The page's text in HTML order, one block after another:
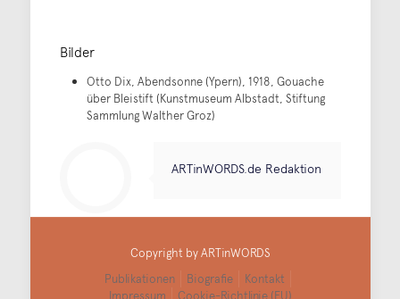
Bilder
Otto Dix, Abendsonne (Ypern), 1918, Gouache
über Bleistift (Kunstmuseum Albstadt, Stiftung
Sammlung Walther Groz)
ARTinWORDS.de Redaktion
Copyright by ARTinWORDS
Publikationen
Biografie
Kontakt
Impressum
Cookie-Richtlinie (EU)